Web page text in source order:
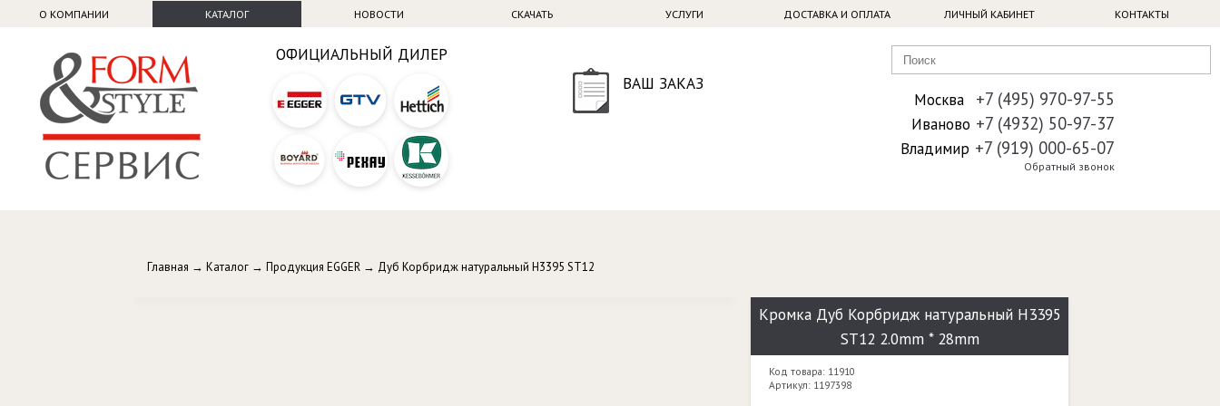
О КОМПАНИИ КАТАЛОГ НОВОСТИ СКАЧАТЬ УСЛУГИ ДОСТАВКА И ОПЛАТА ЛИЧНЫЙ КАБИНЕТ КОНТАКТЫ
ОФИЦИАЛЬНЫЙ ДИЛЕР
ВАШ ЗАКАЗ
Москва +7 (495) 970-97-55
Иваново +7 (4932) 50-97-37
Владимир +7 (919) 000-65-07
Обратный звонок
Главная → Каталог → Продукция EGGER → Дуб Корбридж натуральный H3395 ST12
Кромка Дуб Корбридж натуральный H3395
ST12 2.0mm * 28mm
Код товара: 11910
Артикул: 1197398